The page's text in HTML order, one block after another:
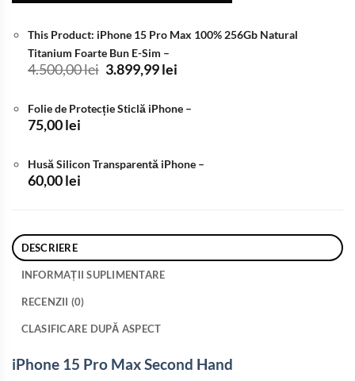
This Product: iPhone 15 Pro Max 100% 256Gb Natural
Titanium Foarte Bun E-Sim –
4.500,00lei Prețul
fost:
3.899,99lei
3.899,99 lei.
Folie de Protecție Sticlă iPhone –
75,00lei
Husă Silicon Transparentă iPhone –
60,00lei
DESCRIERE
INFORMAȚII SUPLIMENTARE
RECENZII (0)
CLASIFICARE DUPĂ ASPECT
iPhone 15 Pro Max Second Hand